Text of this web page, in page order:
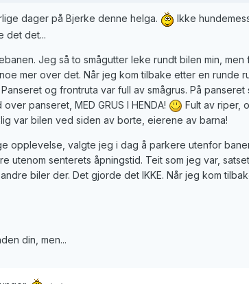
dager på Bjerke denne helga.
Ikke
det det...
Jeg så to smågutter leke rundt bilen min,
mer over det. Når jeg kom tilbake etter en runde
og frontruta var full av smågrus. På
panseret, MED GRUS I HENDA!
Fult av riper,
var bilen ved siden av borte, eierene av barna!
opplevelse, valgte jeg i dag å parkere utenfor
utenom senterets åpningstid. Teit som jeg var,
biler der. Det gjorde det IKKE. Når jeg kom
din, men...